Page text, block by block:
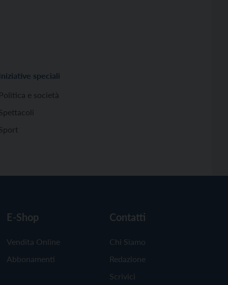
Iniziative speciali
Politica e società
E-Shop
Vendita Online
Abbonamenti
Contatti
Chi Siamo
Redazione
Scrivici